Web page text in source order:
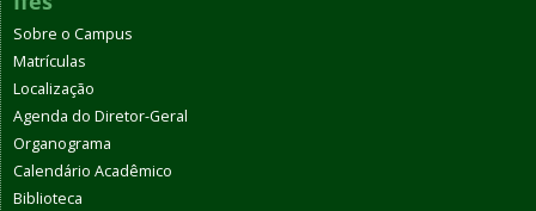
Sobre o Campus
Matrículas
Localização
Agenda do Diretor-Geral
Organograma
Calendário Acadêmico
Biblioteca